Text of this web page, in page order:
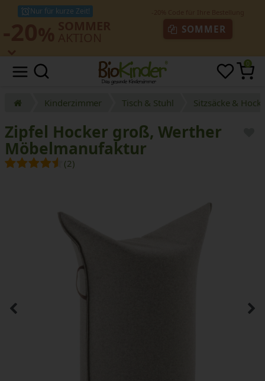
Nur für kurze Zeit!
SOMMER
0
Kinderzimmer Tisch & Stuhl Sitzsäcke &
Zipfel Hocker groß, Werther
Möbelmanufaktur
(2)